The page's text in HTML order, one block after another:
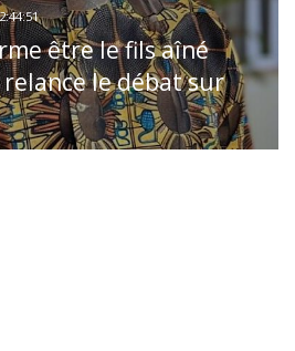
être le fils aîné
relance le débat sur